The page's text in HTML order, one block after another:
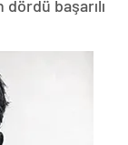
başarılı